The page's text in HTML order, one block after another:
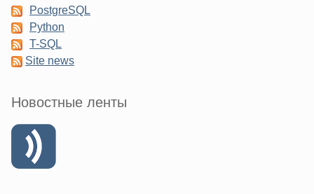
PostgreSQL
Python
T-SQL
Site news
Новостные ленты